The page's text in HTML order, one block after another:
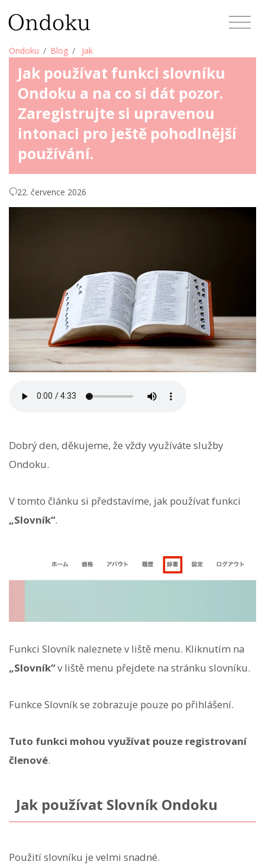
Ondoku Blog Jak
Jak používat funkci slovníku
Ondoku a na co si dát pozor.
Zaregistrujte si upravenou
intonaci pro ještě pohodlnější
používání.
22. července 2026
Dobrý den, děkujeme, že vždy využíváte služby
Ondoku.
V tomto článku si představíme, jak používat funkci
„Slovník“.
Funkci Slovník naleznete v liště menu. Kliknutím na
„Slovník“v liště menu přejdete na stránku slovníku.
Funkce Slovník se zobrazuje pouze po přihlášení.
Tuto funkci mohou využívat pouze registrovaní
členové.
Jak používat Slovník Ondoku
Použití slovníku je velmi snadné.